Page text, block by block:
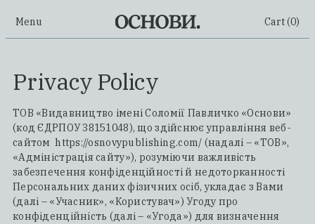
Menu Cart (0)
Privacy Policy
ТОВ «Видавництво імені Соломії Павличко «Основи»
(код ЄДРПОУ 38151048), що здійснює управління веб-
сайтом https://osnovypublishing.com/ (надалі – «ТОВ»,
«Адміністрація сайту»), розуміючи важливість
забезпечення конфіденційності й недоторканності
Персональних даних фізичних осіб, укладає з Вами
(далі – «Учасник», «Користувач») Угоду про
конфіденційність (далі – «Угода») для визначення